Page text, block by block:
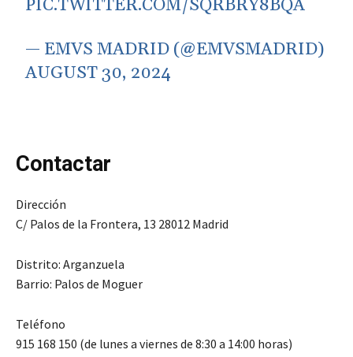
PIC.TWITTER.COM/SQRBRY8BQA
— EMVS MADRID (@EMVSMADRID)
AUGUST 30, 2024
Contactar
Dirección
C/ Palos de la Frontera, 13 28012 Madrid
Distrito: Arganzuela
Barrio: Palos de Moguer
Teléfono
915 168 150 (de lunes a viernes de 8:30 a 14:00 horas)